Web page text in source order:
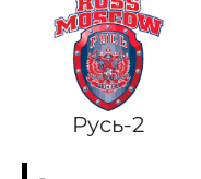
Русь-2